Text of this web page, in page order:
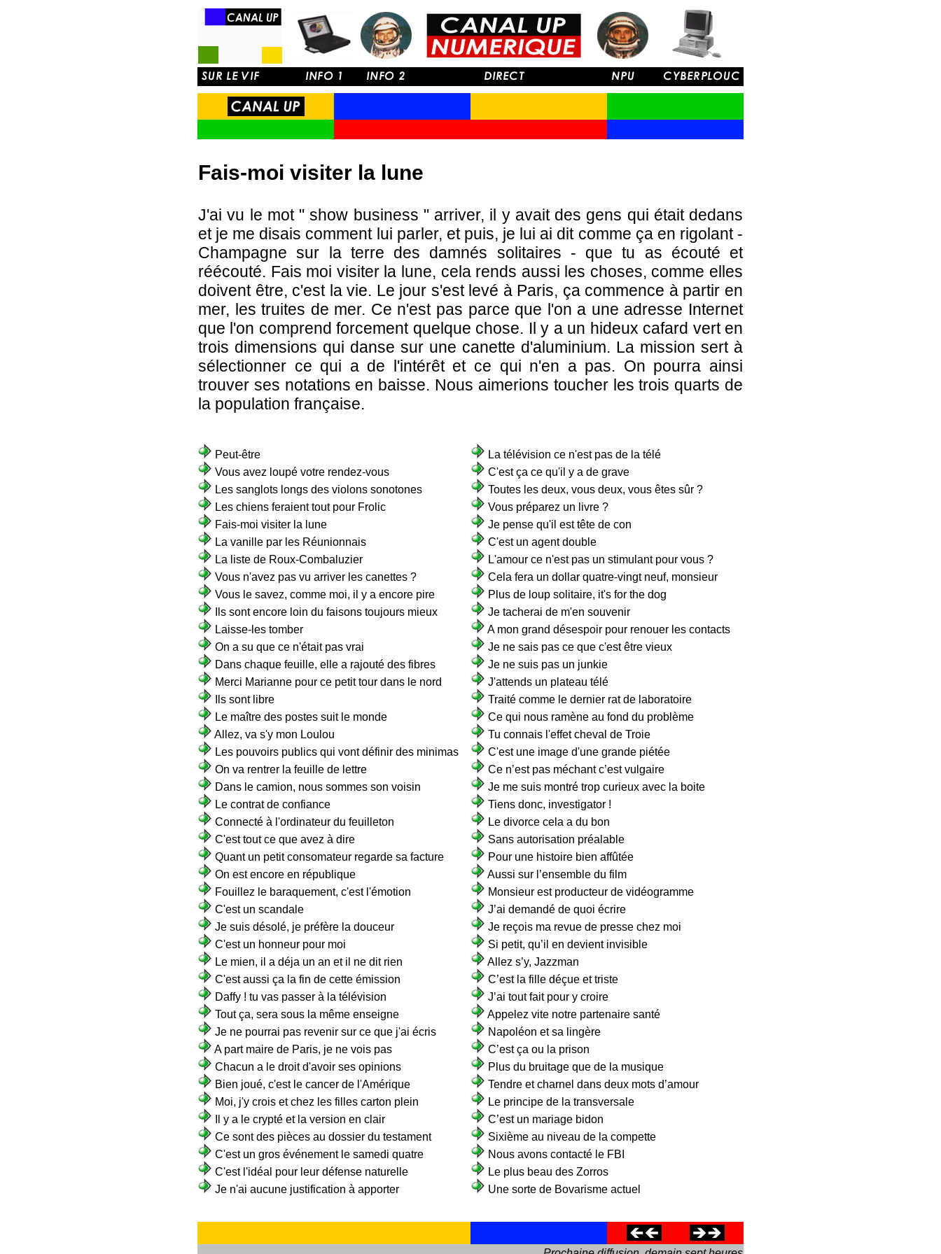
Fais-moi visiter la lune
J'ai vu le mot " show business " arriver, il y avait des gens qui était dedans
et je me disais comment lui parler, et puis, je lui ai dit comme ça en rigolant -
Champagne sur la terre des damnés solitaires - que tu as écouté et
réécouté. Fais moi visiter la lune, cela rends aussi les choses, comme elles
doivent être, c'est la vie. Le jour s'est levé à Paris, ça commence à partir en
mer, les truites de mer. Ce n'est pas parce que l'on a une adresse Internet
que l'on comprend forcement quelque chose. Il y a un hideux cafard vert en
trois dimensions qui danse sur une canette d'aluminium. La mission sert à
sélectionner ce qui a de l'intérêt et ce qui n'en a pas. On pourra ainsi
trouver ses notations en baisse. Nous aimerions toucher les trois quarts de
la population française.
Peut-être
Vous avez loupé votre rendez-vous
Les sanglots longs des violons sonotones
Les chiens feraient tout pour Frolic
Fais-moi visiter la lune
La vanille par les Réunionnais
La liste de Roux-Combaluzier
Vous n'avez pas vu arriver les canettes ?
Vous le savez, comme moi, il y a encore pire
Ils sont encore loin du faisons toujours mieux
Laisse-les tomber
On a su que ce n'était pas vrai
Dans chaque feuille, elle a rajouté des fibres
Merci Marianne pour ce petit tour dans le nord
Ils sont libre
Le maître des postes suit le monde
Allez, va s'y mon Loulou
Les pouvoirs publics qui vont définir des minimas
On va rentrer la feuille de lettre
Dans le camion, nous sommes son voisin
Le contrat de confiance
Connecté à l'ordinateur du feuilleton
C'est tout ce que avez à dire
Quant un petit consomateur regarde sa facture
On est encore en république
Fouillez le baraquement, c'est l'émotion
C'est un scandale
Je suis désolé, je préfère la douceur
C'est un honneur pour moi
Le mien, il a déja un an et il ne dit rien
C'est aussi ça la fin de cette émission
Daffy ! tu vas passer à la télévision
Tout ça, sera sous la même enseigne
Je ne pourrai pas revenir sur ce que j'ai écris
A part maire de Paris, je ne vois pas
Chacun a le droit d'avoir ses opinions
Bien joué, c'est le cancer de l'Amérique
Moi, j'y crois et chez les filles carton plein
Il y a le crypté et la version en clair
Ce sont des pièces au dossier du testament
C'est un gros événement le samedi quatre
C'est l'idéal pour leur défense naturelle
Je n'ai aucune justification à apporter
La télévision ce n'est pas de la télé
C'est ça ce qu'il y a de grave
Toutes les deux, vous deux, vous êtes sûr ?
Vous préparez un livre ?
Je pense qu'il est tête de con
C'est un agent double
L'amour ce n'est pas un stimulant pour vous ?
Cela fera un dollar quatre-vingt neuf, monsieur
Plus de loup solitaire, it's for the dog
Je tacherai de m'en souvenir
A mon grand désespoir pour renouer les contacts
Je ne sais pas ce que c'est être vieux
Je ne suis pas un junkie
J'attends un plateau télé
Traité comme le dernier rat de laboratoire
Ce qui nous ramène au fond du problème
Tu connais l'effet cheval de Troie
C'est une image d'une grande piétée
Ce n’est pas méchant c’est vulgaire
Je me suis montré trop curieux avec la boite
Tiens donc, investigator !
Le divorce cela a du bon
Sans autorisation préalable
Pour une histoire bien affûtée
Aussi sur l’ensemble du film
Monsieur est producteur de vidéogramme
J’ai demandé de quoi écrire
Je reçois ma revue de presse chez moi
Si petit, qu’il en devient invisible
Allez s’y, Jazzman
C’est la fille déçue et triste
J’ai tout fait pour y croire
Appelez vite notre partenaire santé
Napoléon et sa lingère
C’est ça ou la prison
Plus du bruitage que de la musique
Tendre et charnel dans deux mots d’amour
Le principe de la transversale
C’est un mariage bidon
Sixième au niveau de la compette
Nous avons contacté le FBI
Le plus beau des Zorros
Une sorte de Bovarisme actuel